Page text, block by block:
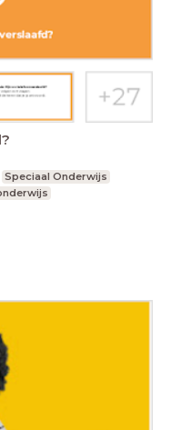
Speciaal Onderwijs